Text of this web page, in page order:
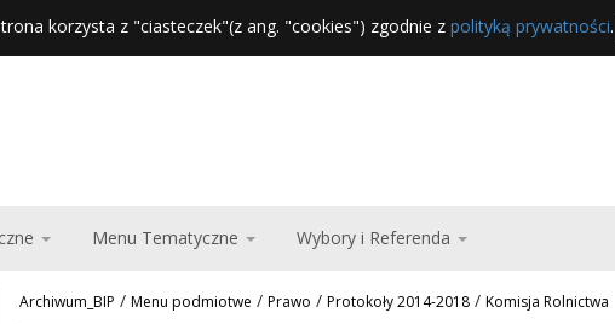
korzysta z "ciasteczek"(z ang. "cookies") zgodnie z polityką prywatności.
Menu Tematyczne Wybory i Referenda
Archiwum_BIP / Menu podmiotwe / Prawo / Protokoły 2014-2018/ Komisja Rolnictwa